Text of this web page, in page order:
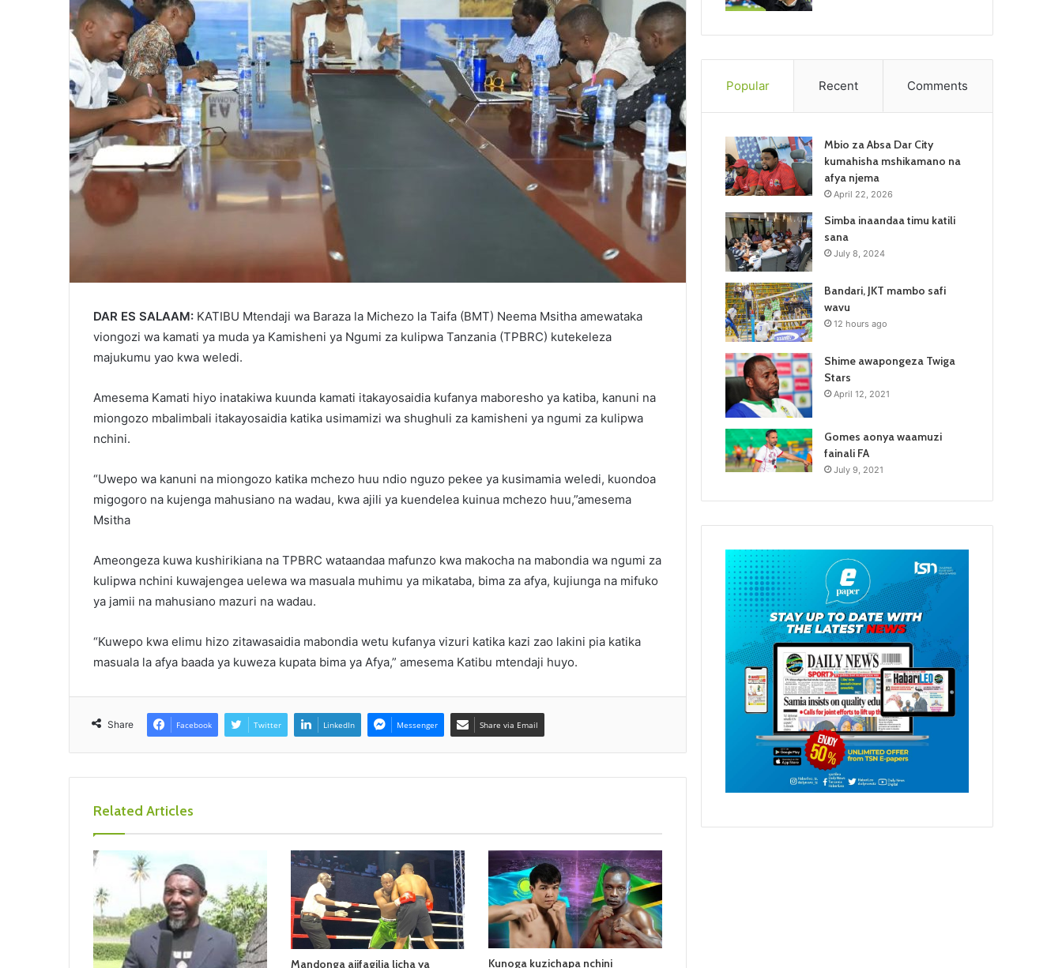
DAR ES SALAAM: KATIBU Mtendaji wa Baraza la Michezo la Taifa (BMT) Neema Msitha amewataka
viongozi wa kamati ya muda ya Kamisheni ya Ngumi za kulipwa Tanzania (TPBRC) kutekeleza
majukumu yao kwa weledi.
Amesema Kamati hiyo inatakiwa kuunda kamati itakayosaidia kufanya maboresho ya katiba, kanuni na
miongozo mbalimbali itakayosaidia katika usimamizi wa shughuli za kamisheni ya ngumi za kulipwa
nchini.
“Uwepo wa kanuni na miongozo katika mchezo huu ndio nguzo pekee ya kusimamia weledi, kuondoa
migogoro na kujenga mahusiano na wadau, kwa ajili ya kuendelea kuinua mchezo huu,”amesema
Msitha
Ameongeza kuwa kushirikiana na TPBRC wataandaa mafunzo kwa makocha na mabondia wa ngumi za
kulipwa nchini kuwajengea uelewa wa masuala muhimu ya mikataba, bima za afya, kujiunga na mifuko
ya jamii na mahusiano mazuri na wadau.
“Kuwepo kwa elimu hizo zitawasaidia mabondia wetu kufanya vizuri katika kazi zao lakini pia katika
masuala la afya baada ya kuweza kupata bima ya Afya,” amesema Katibu mtendaji huyo.
Share Facebook Twitter LinkedIn Messenger Share via Email
Related Articles
Mandonga ajifagilia licha ya Kunoga kuzichapa nchini
Popular Recent Comments
Mbio za Absa Dar City
kumahisha mshikamano na
afya njema
April 22, 2026
Simba inaandaa timu katili
sana
July 8, 2024
Bandari, JKT mambo safi
wavu
12 hours ago
Shime awapongeza Twiga
Stars
April 12, 2021
Gomes aonya waamuzi
fainali FA
July 9, 2021